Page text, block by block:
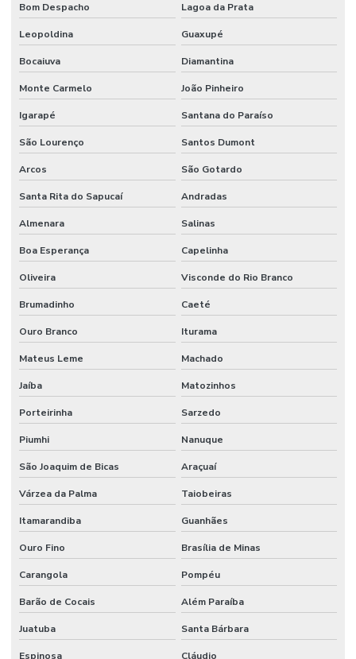
Bom Despacho Lagoa da Prata
Leopoldina Guaxupé
Bocaiuva Diamantina
Monte Carmelo João Pinheiro
Igarapé Santana do Paraíso
São Lourenço Santos Dumont
Arcos São Gotardo
Santa Rita do Sapucaí Andradas
Almenara Salinas
Boa Esperança Capelinha
Oliveira Visconde do Rio Branco
Brumadinho Caeté
Ouro Branco Iturama
Mateus Leme Machado
Jaíba Matozinhos
Porteirinha Sarzedo
Piumhi Nanuque
São Joaquim de Bicas Araçuaí
Várzea da Palma Taiobeiras
Itamarandiba Guanhães
Ouro Fino Brasília de Minas
Carangola Pompéu
Barão de Cocais Além Paraíba
Juatuba Santa Bárbara
Espinosa Cláudio